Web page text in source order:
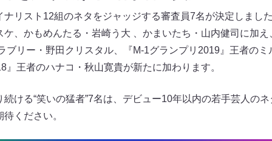
ナリスト12組のネタをジャッジする審査員7名が決定しまし
、かもめんたる・岩崎う大 、かまいたち・山内健司に加え
ブリー・野田クリスタル、『M-1グランプリ2019』王者の
』王者のハナコ・秋山寛貴が新たに加わります。
ける“笑いの猛者”7名は、デビュー10年以内の若手芸人の
ください。